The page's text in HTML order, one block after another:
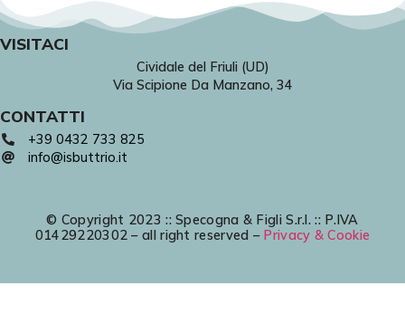
VISITACI
Cividale del Friuli (UD)
Via Scipione Da Manzano, 34
CONTATTI
+39 0432 733 825
info@isbuttrio.it
© Copyright 2023 :: Specogna & Figli S.r.l. :: P.IVA
01429220302 – all right reserved – Privacy & Cookie